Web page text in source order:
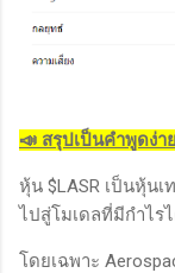
📣 สรุปเป็นคำพูดง่า
หุ้น $LASR เป็นหุ้น
ไปสู่โมเดลที่มีกำไร
โดยเฉพาะ